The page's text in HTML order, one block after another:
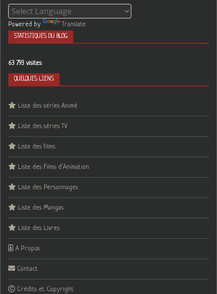
Powered by Translate
STATISTIQUES DU BLOG
63 793 visites
QUELQUES LIENS
Liste des séries Animé
Liste des séries TV
Liste des films
Liste des Films d’Animation
Liste des Personnages
Liste des Mangas
Liste des Livres
A Propos
Contact
Crédits et Copyright